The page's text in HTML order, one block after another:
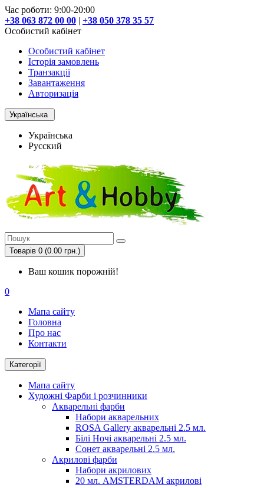
Час роботи: 9:00-20:00
+38 063 872 00 00 | +38 050 378 35 57
Особистий кабінет
Особистий кабінет
Історія замовлень
Транзакції
Завантаження
Авторизація
Українська
Українська
Русский
Товарів 0 (0.00 грн.)
Ваш кошик порожній!
0
Мапа сайту
Головна
Про нас
Контакти
Категорії
Мапа сайту
Художні Фарби і розчинники
Акварельні фарби
Набори акварельних
ROSA Gallery акварельні 2.5 мл.
Білі Ночі акварельні 2.5 мл.
Сонет акварельні 2.5 мл.
Акрилові фарби
Набори акрилових
20 мл. AMSTERDAM акрилові